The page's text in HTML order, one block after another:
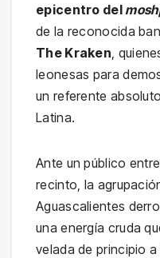
epicentro del
de la reconocida
The Kraken ,
leonesas para
un referente
Latina.
Ante un público
recinto, la
Aguascalientes
una energía cruda
velada de principio